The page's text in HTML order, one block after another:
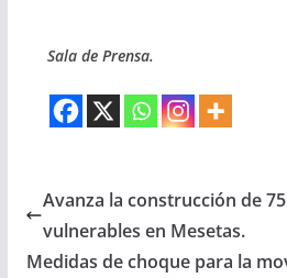
Sala de Prensa.
Avanza la construcción de
vulnerables en Mesetas.
Medidas de choque para la